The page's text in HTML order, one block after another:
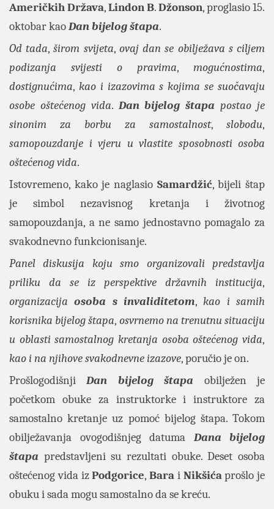
Američkih Država,Lindon B.Džonson, proglasio 15.
oktobar kaoDan bijelog štapa.
Od tada,širom svijeta, ovaj dan se obilježava s ciljem
podizanja svijesti o pravima, mogućnostima,
dostignućima, kao i izazovima s kojima se suočavaju
osobe oštećenog vida. Dan bijelog štapa postao je
sinonim za borbu za samostalnost, slobodu,
samopouzdanje i vjeru u vlastite sposobnosti osoba
oštećenog vida.
Istovremeno, kako je naglasio Samardžić, bijeli štap
je simbol nezavisnog kretanja i životnog
samopouzdanja, a ne samo jednostavno pomagalo za
svakodnevno funkcionisanje.
Panel diskusija koju smo organizovali predstavlja
priliku da se iz perspektive državnih institucija,
organizacijaosoba s invaliditetom,kao i samih
korisnika bijelog štapa, osvrnemo na trenutnu situaciju
u oblasti samostalnog kretanja osoba oštećenog vida,
kao i na njihove svakodnevne izazove, poručio je on.
ProšlogodišnjiDan bijelog štapa obilježen je
početkom obuke za instruktorke i instruktore za
samostalno kretanje uz pomoć bijelog štapa. Tokom
obilježavanja ovogodišnjeg datuma Dana bijelog
štapa predstavljeni su rezultati obuke. Deset osoba
oštećenog vida izPodgorice, Bara i Nikšićaprošlo je
obuku i sada mogu samostalno da se kreću.